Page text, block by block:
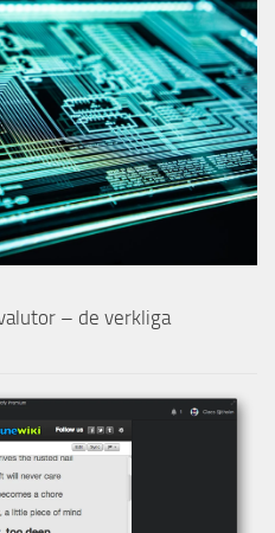
– de verkliga